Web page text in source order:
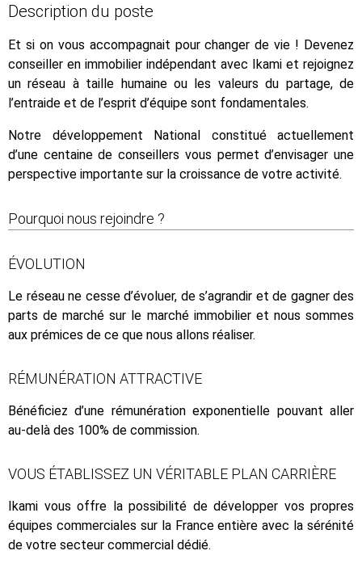
Description du poste
Et si on vous accompagnait pour changer de vie ! Devenez
conseiller en immobilier indépendant avec Ikami et rejoignez
un réseau à taille humaine ou les valeurs du partage, de
l’entraide et de l’esprit d’équipe sont fondamentales.
Notre développement National constitué actuellement
d’une centaine de conseillers vous permet d’envisager une
perspective importante sur la croissance de votre activité.
Pourquoi nous rejoindre ?
ÉVOLUTION
Le réseau ne cesse d’évoluer, de s’agrandir et de gagner des
parts de marché sur le marché immobilier et nous sommes
aux prémices de ce que nous allons réaliser.
RÉMUNÉRATION ATTRACTIVE
Bénéficiez d’une rémunération exponentielle pouvant aller
au-delà des 100% de commission.
VOUS ÉTABLISSEZ UN VÉRITABLE PLAN CARRIÈRE
Ikami vous offre la possibilité de développer vos propres
équipes commerciales sur la France entière avec la sérénité
de votre secteur commercial dédié.